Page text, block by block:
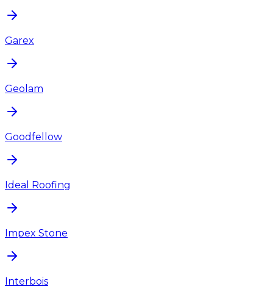
Garex
Geolam
Goodfellow
Ideal Roofing
Impex Stone
Interbois